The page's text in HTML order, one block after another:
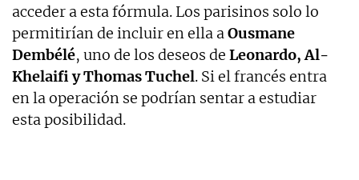
acceder a esta fórmula. Los parisinos solo lo
permitirían de incluir en ella aOusmane
Dembélé, uno de los deseos de Leonardo, Al-
Khelaifi y Thomas Tuchel. Si el francés entra
en la operación se podrían sentar a estudiar
esta posibilidad.